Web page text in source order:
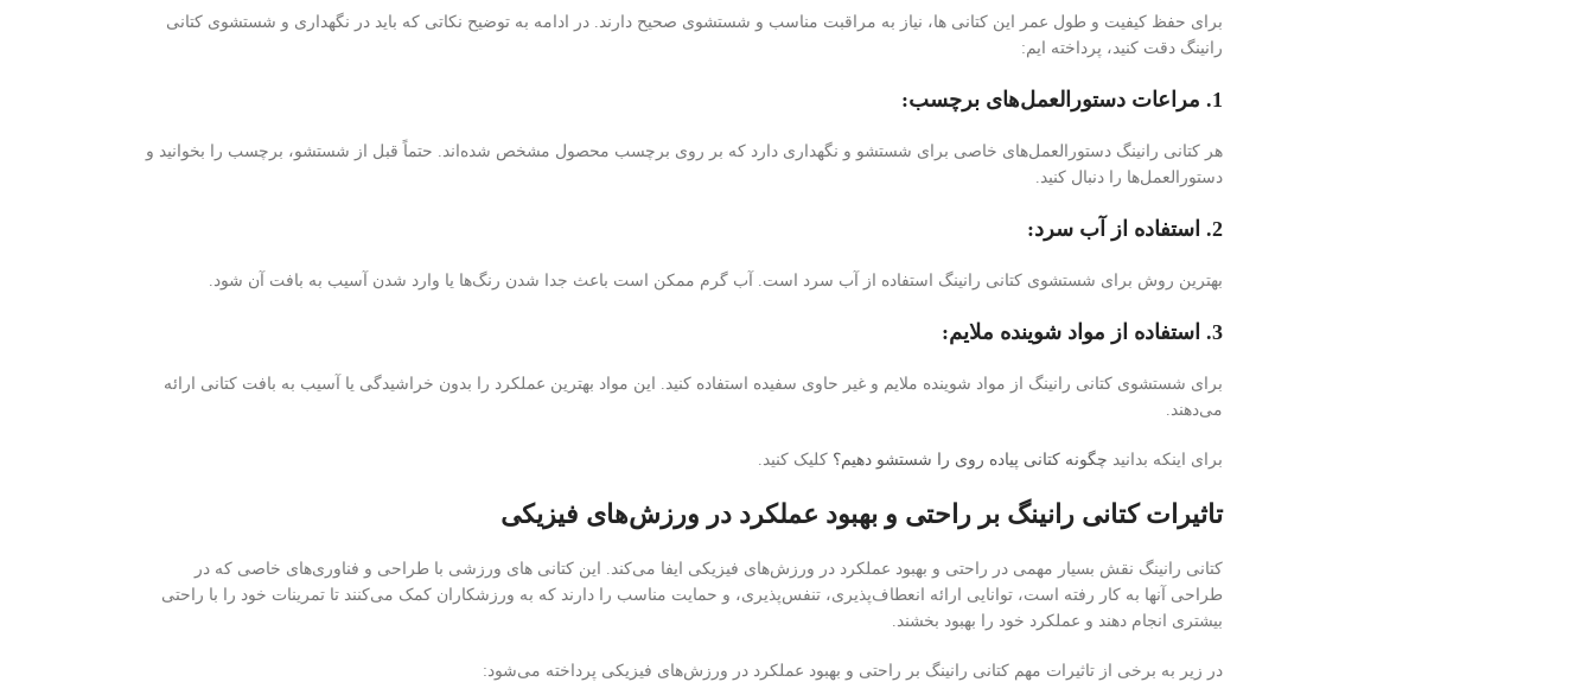
برای حفظ کیفیت و طول عمر این کتانی ها، نیاز به مراقبت مناسب و شستشوی صحیح دارند. در ادامه به توضیح نکاتی که باید در نگهداری و شستشوی کتانی
رانینگ دقت کنید، پرداخته ایم:
1. مراعات دستورالعمل‌های برچسب:
هر کتانی رانینگ دستورالعمل‌های خاصی برای شستشو و نگهداری دارد که بر روی برچسب محصول مشخص شده‌اند. حتماً قبل از شستشو، برچسب را بخوانید و
دستورالعمل‌ها را دنبال کنید.
2. استفاده از آب سرد:
بهترین روش برای شستشوی کتانی رانینگ استفاده از آب سرد است. آب گرم ممکن است باعث جدا شدن رنگ‌ها یا وارد شدن آسیب به بافت آن شود.
3. استفاده از مواد شوینده ملایم:
برای شستشوی کتانی رانینگ از مواد شوینده ملایم و غیر حاوی سفیده استفاده کنید. این مواد بهترین عملکرد را بدون خراشیدگی یا آسیب به بافت کتانی ارائه
می‌دهند.
برای اینکه بدانید چگونه کتانی پیاده روی را شستشو دهیم؟ کلیک کنید.
تاثیرات کتانی رانینگ بر راحتی و بهبود عملکرد در ورزش‌های فیزیکی
کتانی رانینگ نقش بسیار مهمی در راحتی و بهبود عملکرد در ورزش‌های فیزیکی ایفا می‌کند. این کتانی های ورزشی با طراحی و فناوری‌های خاصی که در
طراحی آنها به کار رفته است، توانایی ارائه انعطاف‌پذیری، تنفس‌پذیری، و حمایت مناسب را دارند که به ورزشکاران کمک می‌کنند تا تمرینات خود را با راحتی
بیشتری انجام دهند و عملکرد خود را بهبود بخشند.
در زیر به برخی از تاثیرات مهم کتانی رانینگ بر راحتی و بهبود عملکرد در ورزش‌های فیزیکی پرداخته می‌شود: